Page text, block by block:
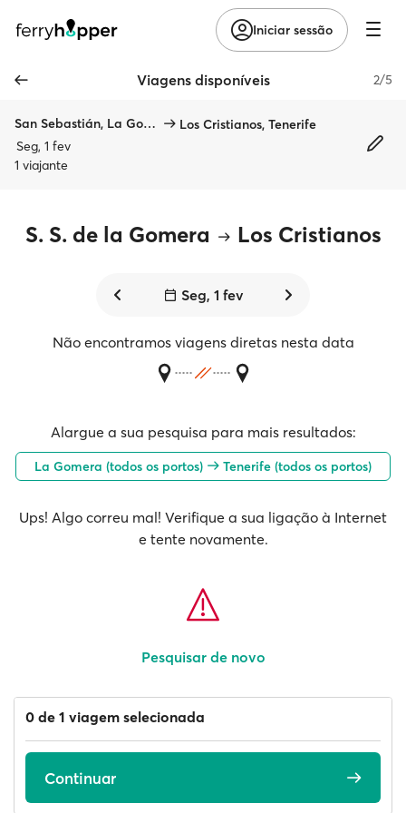
Iniciar sessão
Viagens disponíveis 2/5
San Sebastián, La Gomera
Los Cristianos, Tenerife
Seg, 1 fev
1 viajante
S. S. de la Gomera Los Cristianos
Seg, 1 fev
Não encontramos viagens diretas nesta data
Alargue a sua pesquisa para mais resultados:
La Gomera (todos os portos) Tenerife (todos os portos)
Ups! Algo correu mal! Verifique a sua ligação à Internet
e tente novamente.
Pesquisar de novo
0 de 1 viagem selecionada
Continuar